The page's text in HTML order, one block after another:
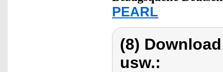
PEARL
(8)
usw.: